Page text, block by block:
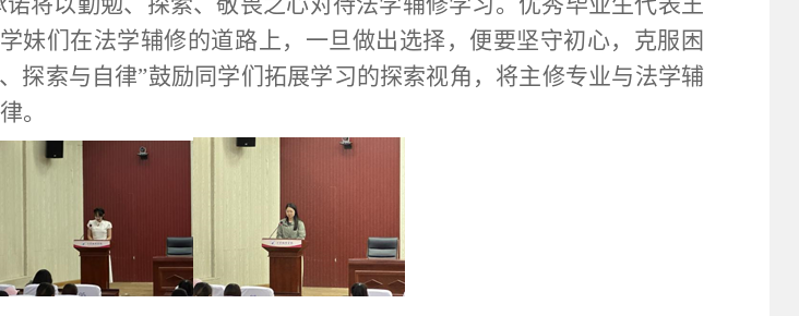
妹们在法学辅修的道路上，一旦做出选择，便要坚守初心，克服困
探索与自律”鼓励同学们拓展学习的探索视角，将主修专业与法学辅
。